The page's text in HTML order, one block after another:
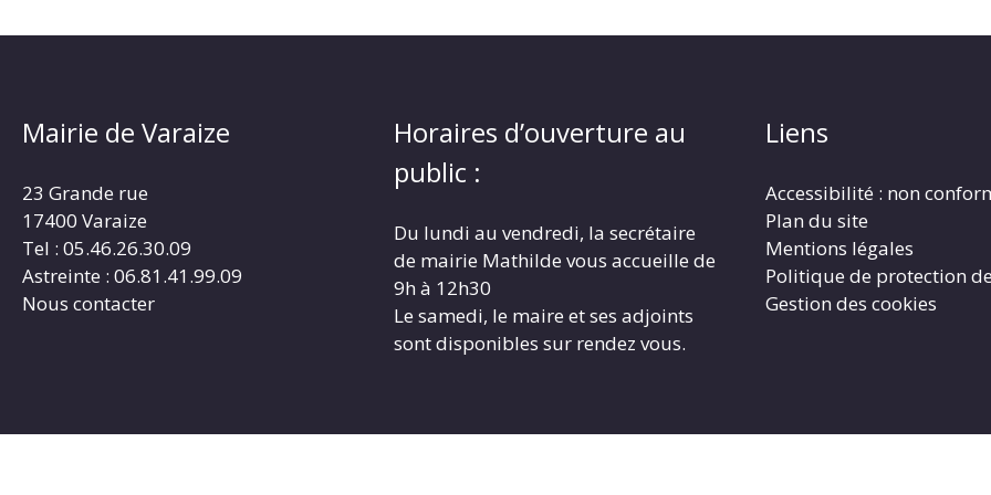
Mairie de Varaize
23 Grande rue
17400 Varaize
Tel : 05.46.26.30.09
Astreinte : 06.81.41.99.09
Nous contacter
Horaires d’ouverture au
public :
Du lundi au vendredi, la secrétaire
de mairie Mathilde vous accueille de
9h à 12h30
Le samedi, le maire et ses adjoints
sont disponibles sur rendez vous.
Liens
Accessibilité : non
Plan du site
Mentions légales
Politique de protection
Gestion des cookies